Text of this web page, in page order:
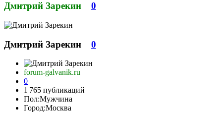
Дмитрий Зарекин 0
Дмитрий Зарекин 0
forum-galvanik.ru
0
1 765 публикаций
Пол:Мужчина
Город:Москва